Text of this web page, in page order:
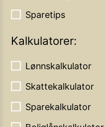
Sparetips
Kalkulatorer:
Lønnskalkulator
Skattekalkulator
Sparekalkulator